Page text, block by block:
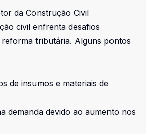
da Construção Civil
civil enfrenta desafios
tributária. Alguns pontos
de insumos e materiais de
demanda devido ao aumento nos